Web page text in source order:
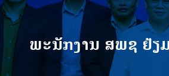
ພະນັກງານ ສພຊ ຢ້ຽ